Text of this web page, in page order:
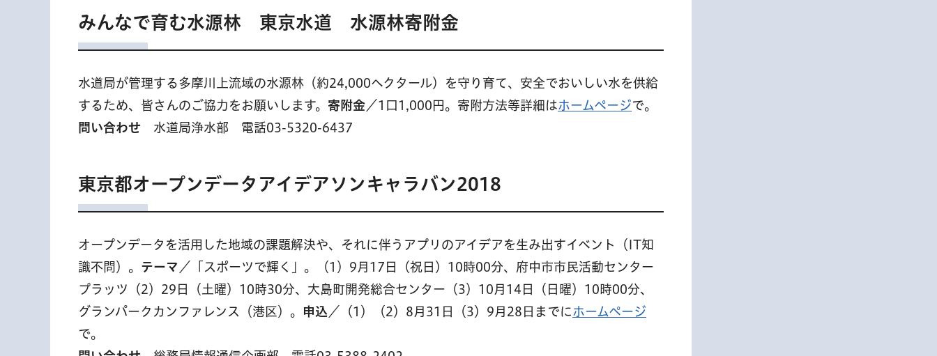
みんなで育む水源林 東京水道 水源林寄附金
水道局が管理する多摩川上流域の水源林（約24,000ヘクタール）を守り育て、安全でおいしい水を供給
するため、皆さんのご協力をお願いします。 寄附金 ／1口1,000円。寄附方法等詳細はホームページで。
問い合わせ 水道局浄水部 電話03-5320-6437
東京都オープンデータアイデアソンキャラバン2018
オープンデータを活用した地域の課題解決や、それに伴うアプリのアイデアを生み出すイベント（IT知
識不問）。 テーマ ／「スポーツで輝く」。（1）9月17日（祝日）10時00分、府中市市民活動センター
プラッツ（2）29日（土曜）10時30分、大島町開発総合センター（3）10月14日（日曜）10時00分、
グランパークカンファレンス（港区）。
申込 ／（1）（2）8月31日（3）9月28日までに ホームページ
で。